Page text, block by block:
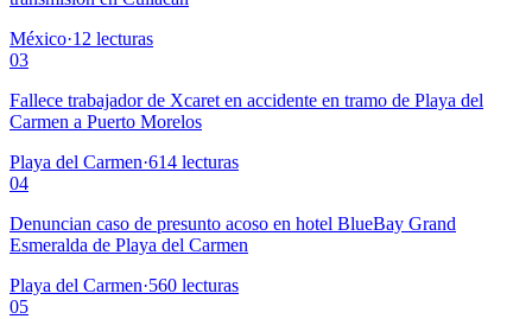
México·12 lecturas
03
Fallece trabajador de Xcaret en accidente en tramo de Playa del
Carmen a Puerto Morelos
Playa del Carmen·614 lecturas
04
Denuncian caso de presunto acoso en hotel BlueBay Grand
Esmeralda de Playa del Carmen
Playa del Carmen·560 lecturas
05